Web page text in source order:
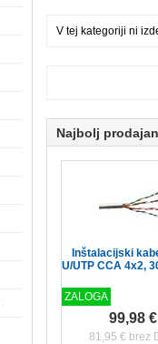
V tej kategoriji ni
Najbolj
Inštalacijski
U/UTP CCA 4x2,
ZALOGA
99,98 €
81,95 € brez